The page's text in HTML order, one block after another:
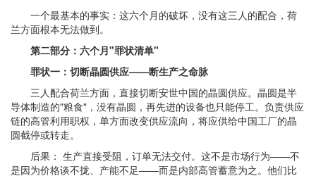
一个最基本的事实：这六个月的破坏，没有这三人的配合，荷
兰方面根本无法做到。
第二部分：六个月"罪状清单"
罪状一：切断晶圆供应——断生产之命脉
三人配合荷兰方面，直接切断安世中国的晶圆供应。晶圆是半
导体制造的"粮食"，没有晶圆，再先进的设备也只能停工。负责供应
链的高管利用职权，单方面改变供应流向，将应供给中国工厂的晶
圆截停或转走。
后果： 生产直接受阻，订单无法交付。这不是市场行为——不
是因为价格谈不拢、产能不足——而是内部高管蓄意为之。他们比